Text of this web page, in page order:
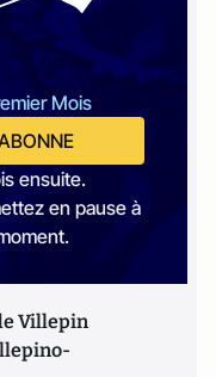
Mois
ensuite.
en pause à
Villepin